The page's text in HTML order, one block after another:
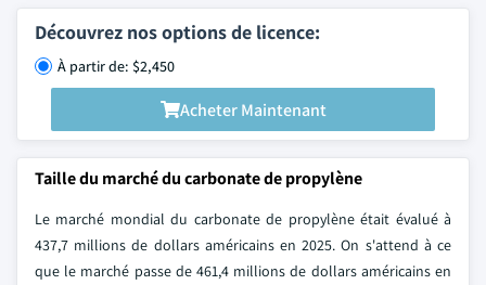
Découvrez nos options de licence:
À partir de: $2,450
Acheter Maintenant
Taille du marché du carbonate de propylène
Le marché mondial du carbonate de propylène était évalué à
437,7 millions de dollars américains en 2025. On s'attend à ce
que le marché passe de 461,4 millions de dollars américains en